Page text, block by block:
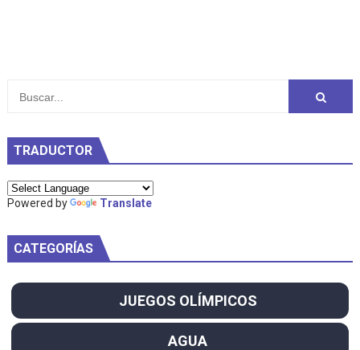
TRADUCTOR
Powered by Translate
CATEGORÍAS
JUEGOS OLÍMPICOS
AGUA